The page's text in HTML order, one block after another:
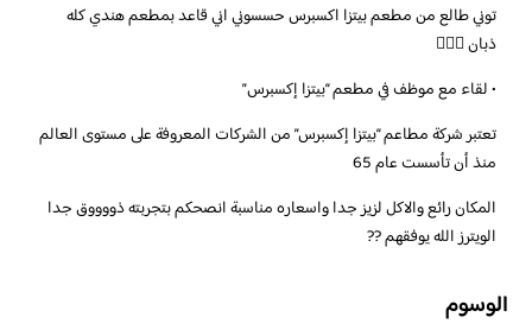
‏توني طالع من مطعم بيتزا اكسبرس حسسوني اني قاعد بمطعم هندي كله
ذبان 
‏• لقاء مع موظف في مطعم “بيتزا إكسبرس”
تعتبر شركة مطاعم “بيتزا إكسبرس” من الشركات المعروفة على مستوى العالم
منذ أن تأسست عام 65
المكان رائع والاكل لزيز جدا واسعاره مناسبة انصحكم بتجربته ذووووق جدا
الويترز الله يوفقهم ??
الوسوم